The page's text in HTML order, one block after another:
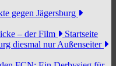
gegen Jägersburg
– der Film
Startseite
diesmal nur Außenseiter